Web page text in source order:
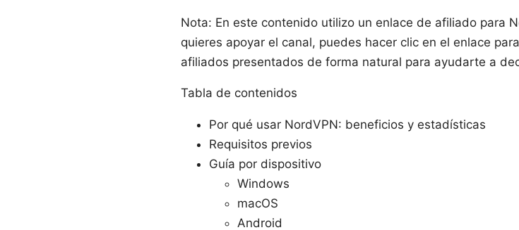
Nota: En este contenido utilizo un enlace de afiliado para
quieres apoyar el canal, puedes hacer clic en el enlace
afiliados presentados de forma natural para ayudarte a
Tabla de contenidos
Por qué usar NordVPN: beneficios y estadísticas
Requisitos previos
Guía por dispositivo
Windows
macOS
Android